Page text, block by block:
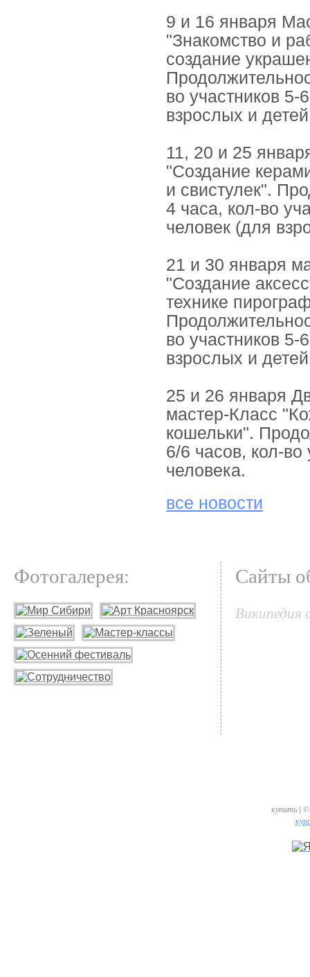
9 и 16 января
"Знакомство и
создание
во участников 5-
взрослых и
11, 20 и 25
"Создание
и свистулек".
4 часа, кол-во
человек (для
21 и 30 января
"Создание
технике
во участников 5-
взрослых и
25 и 26 января
мастер-Класс
кошельки".
6/6 часов, кол-во
человека.
все новости
Фотогалерея: Сайты
Википедия
купить |